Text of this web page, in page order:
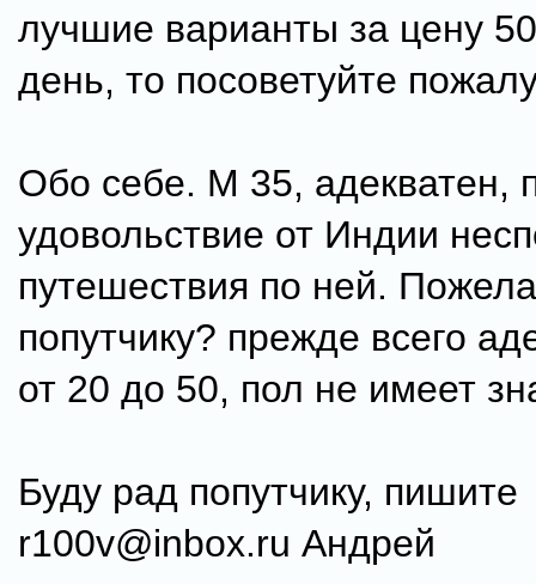
лучшие варианты за цену
день, то посоветуйте
Обо себе. М 35, адекватен,
удовольствие от Индии
путешествия по ней.
попутчику? прежде всего
от 20 до 50, пол не имеет
Буду рад попутчику, пишите
r100v@inbox.ru Андрей